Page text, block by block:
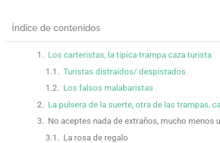
Índice de contenidos
Los carteristas, la típica trampa caza turista
Turistas distraídos/ despistados
Los falsos malabaristas
La pulsera de la suerte, otra de las trampas,
No aceptes nada de extraños, mucho menos
La rosa de regalo